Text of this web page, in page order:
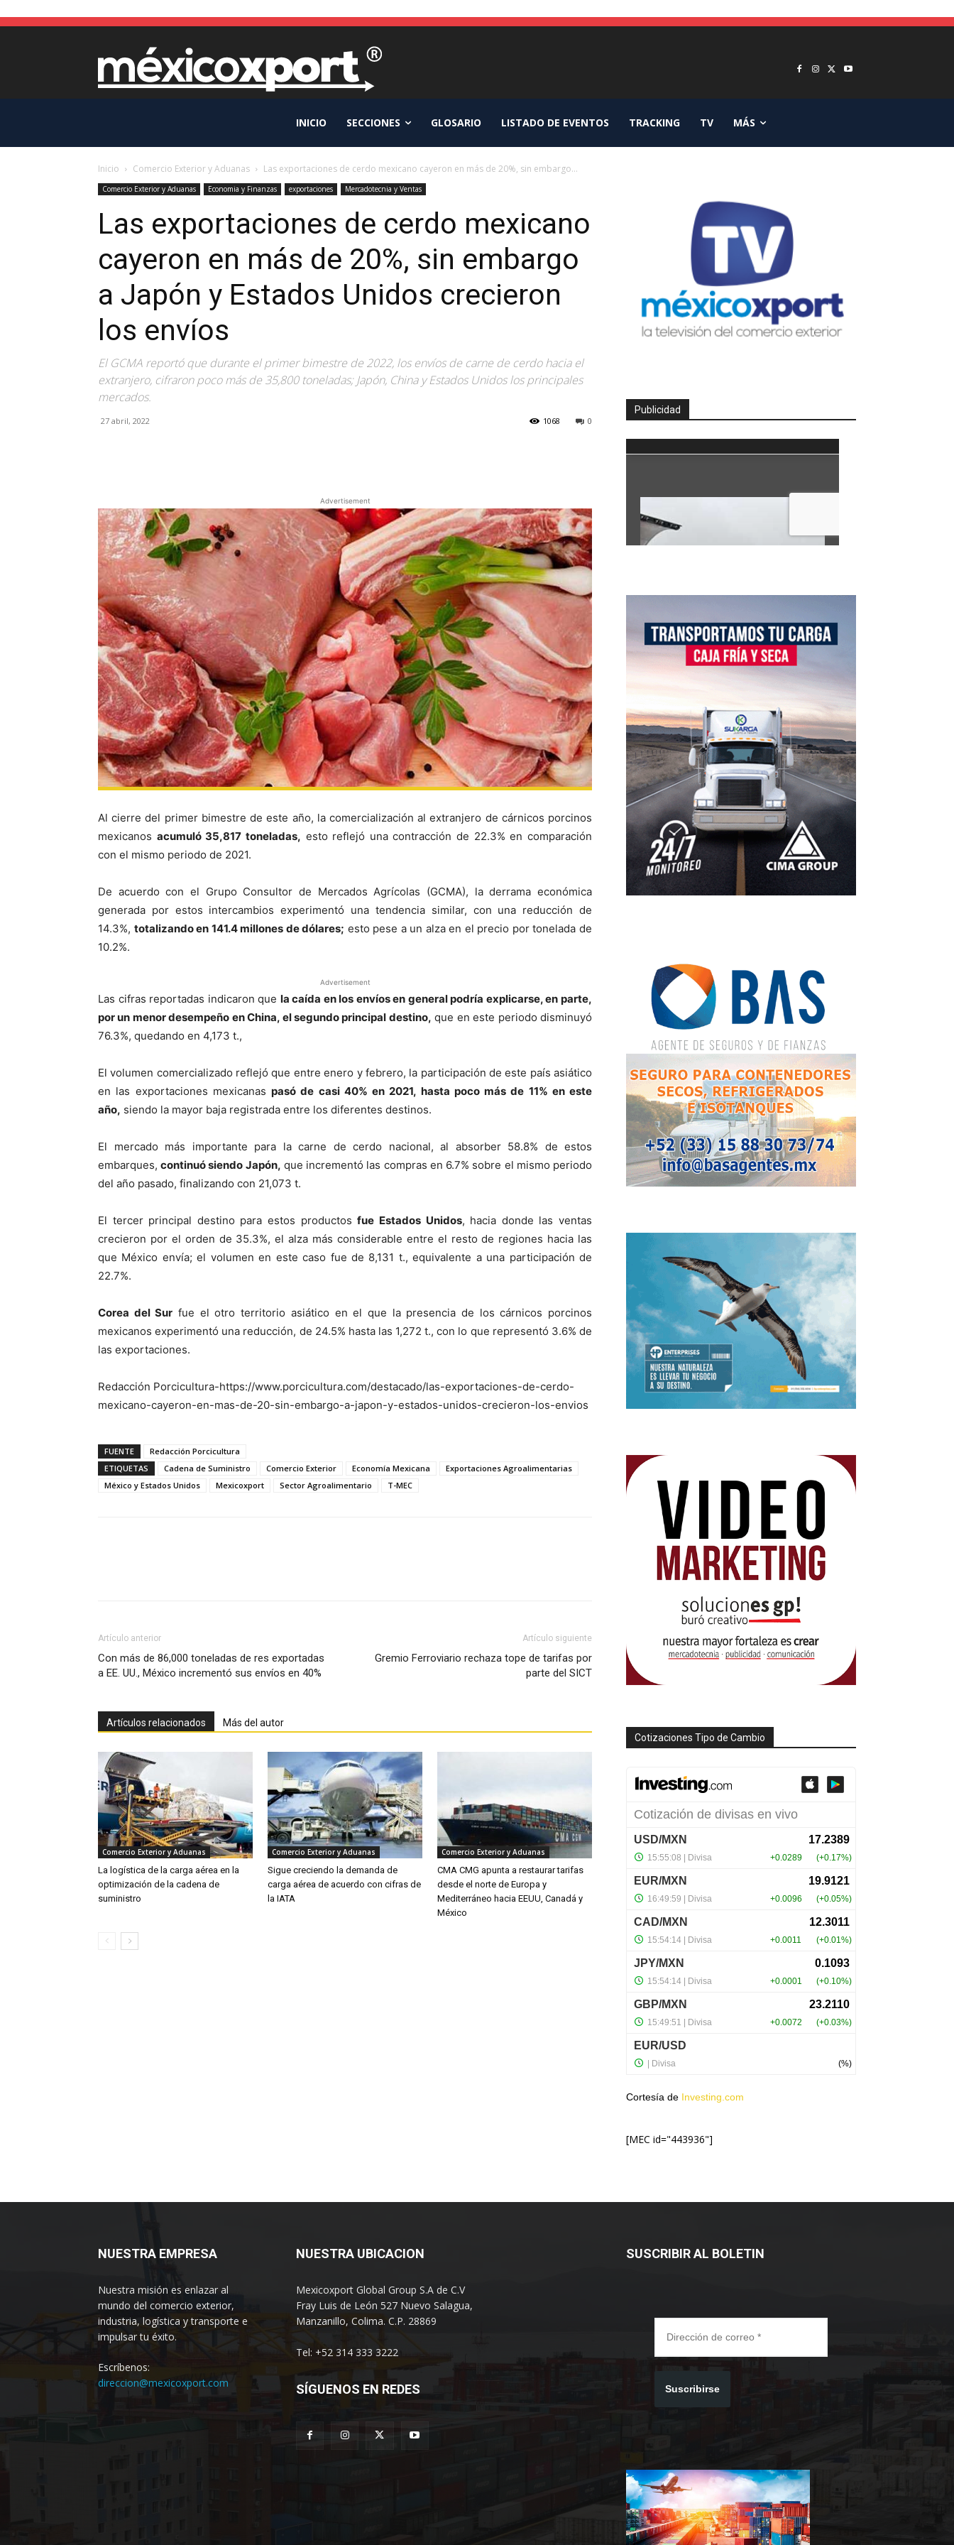
INICIO SECCIONES GLOSARIO LISTADO DE EVENTOS TRACKING TV MÁS
Inicio Comercio Exterior y Aduanas Las exportaciones de cerdo mexicano cayeron en más de 20%, sin embargo...
Comercio Exterior y Aduanas Economia y Finanzas exportaciones Mercadotecnia y Ventas
Las exportaciones de cerdo mexicano
cayeron en más de 20%, sin embargo
a Japón y Estados Unidos crecieron
los envíos
El GCMA reportó que durante el primer bimestre de 2022, los envíos de carne de cerdo hacia el
extranjero, cifraron poco más de 35,800 toneladas; Japón, China y Estados Unidos los principales
mercados.
27 abril, 2022 0
1068
Advertisement
Al cierre del primer bimestre de este año, la comercialización al extranjero de cárnicos porcinos
mexicanos acumuló 35,817 toneladas, esto reflejó una contracción de 22.3% en comparación
con el mismo periodo de 2021.
De acuerdo con el Grupo Consultor de Mercados Agrícolas (GCMA), la derrama económica
generada por estos intercambios experimentó una tendencia similar, con una reducción de
14.3%, totalizando en 141.4 millones de dólares; esto pese a un alza en el precio por tonelada de
10.2%.
Advertisement
Las cifras reportadas indicaron que la caída en los envíos en general podría explicarse, en parte,
por un menor desempeño en China, el segundo principal destino, que en este periodo disminuyó
76.3%, quedando en 4,173 t.,
El volumen comercializado reflejó que entre enero y febrero, la participación de este país asiático
en las exportaciones mexicanas pasó de casi 40% en 2021, hasta poco más de 11% en este
año, siendo la mayor baja registrada entre los diferentes destinos.
El mercado más importante para la carne de cerdo nacional, al absorber 58.8% de estos
embarques,continuó siendo Japón, que incrementó las compras en 6.7% sobre el mismo periodo
del año pasado, finalizando con 21,073 t.
El tercer principal destino para estos productosfue Estados Unidos, hacia donde las ventas
crecieron por el orden de 35.3%, el alza más considerable entre el resto de regiones hacia las
que México envía; el volumen en este caso fue de 8,131 t., equivalente a una participación de
22.7%.
Corea del Sur fue el otro territorio asiático en el que la presencia de los cárnicos porcinos
mexicanos experimentó una reducción, de 24.5% hasta las 1,272 t., con lo que representó 3.6% de
las exportaciones.
Redacción Porcicultura-https://www.porcicultura.com/destacado/las-exportaciones-de-cerdo-
mexicano-cayeron-en-mas-de-20-sin-embargo-a-japon-y-estados-unidos-crecieron-los-envios
FUENTE
Redacción Porcicultura
ETIQUETAS
Cadena de Suministro Comercio Exterior Economía Mexicana
Exportaciones Agroalimentarias
México y Estados Unidos
Mexicoxport Sector Agroalimentario T-MEC
Artículo anterior
Con más de 86,000 toneladas de res exportadas
a EE. UU., México incrementó sus envíos en 40%
Artículo siguiente
Gremio Ferroviario rechaza tope de tarifas por
parte del SICT
Artículos relacionados Más del autor
Comercio Exterior y Aduanas
La logística de la carga aérea en la
optimización de la cadena de
suministro
Comercio Exterior y Aduanas
Sigue creciendo la demanda de
carga aérea de acuerdo con cifras de
la IATA
Comercio Exterior y Aduanas
CMA CMG apunta a restaurar tarifas
desde el norte de Europa y
Mediterráneo hacia EEUU, Canadá y
México
Publicidad
Cotizaciones Tipo de Cambio
Cortesía de Investing.com
[MEC id="443936"]
NUESTRA EMPRESA
Nuestra misión es enlazar al
mundo del comercio exterior,
industria, logística y transporte e
impulsar tu éxito.
Escríbenos:
direccion@mexicoxport.com
NUESTRA UBICACION
Mexicoxport Global Group S.A de C.V
Fray Luis de León 527 Nuevo Salagua,
Manzanillo, Colima. C.P. 28869
Tel: +52 314 333 3222
SÍGUENOS EN REDES
SUSCRIBIR AL BOLETIN
Suscribirse